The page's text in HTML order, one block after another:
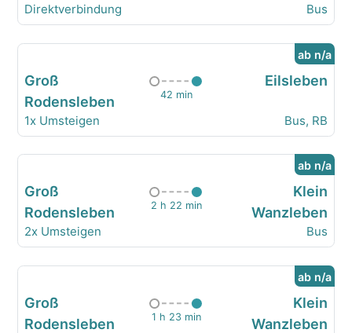
Direktverbindung Bus
ab n/a
Groß
Rodensleben
42 min
Eilsleben
1x Umsteigen Bus, RB
ab n/a
Groß
Rodensleben
2 h 22 min
Klein
Wanzleben
2x Umsteigen Bus
ab n/a
Groß
Rodensleben
1 h 23 min
Klein
Wanzleben